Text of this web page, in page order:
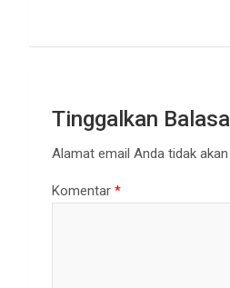
Tinggalkan
Alamat email Anda tidak
Komentar *